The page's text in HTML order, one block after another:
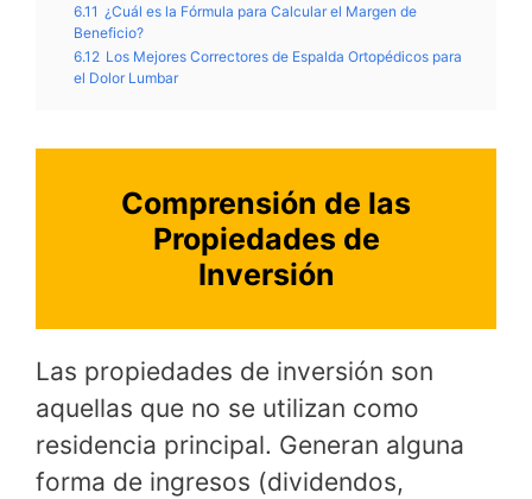
6.11 ¿Cuál es la Fórmula para Calcular el Margen de
Beneficio?
6.12 Los Mejores Correctores de Espalda Ortopédicos para
el Dolor Lumbar
Comprensión de las
Propiedades de
Inversión
Las propiedades de inversión son
aquellas que no se utilizan como
residencia principal. Generan alguna
forma de ingresos (dividendos,